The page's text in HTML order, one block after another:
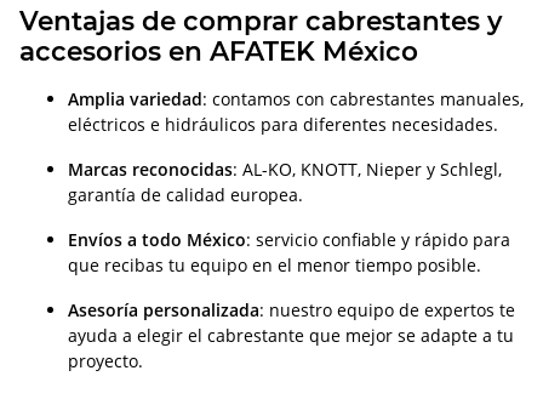
Ventajas de comprar cabrestantes y
accesorios en AFATEK México
Amplia variedad: contamos con cabrestantes manuales,
eléctricos e hidráulicos para diferentes necesidades.
Marcas reconocidas: AL-KO, KNOTT, Nieper y Schlegl,
garantía de calidad europea.
Envíos a todo México: servicio confiable y rápido para
que recibas tu equipo en el menor tiempo posible.
Asesoría personalizada: nuestro equipo de expertos te
ayuda a elegir el cabrestante que mejor se adapte a tu
proyecto.